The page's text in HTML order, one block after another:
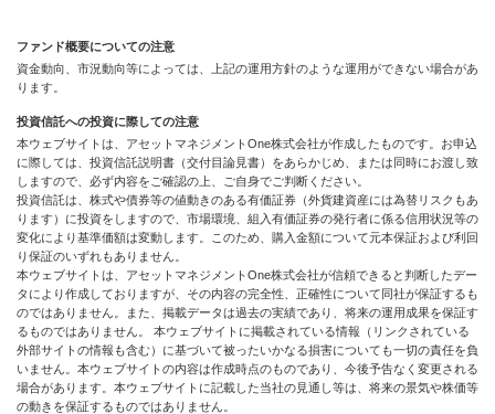
ファンド概要についての注意
資金動向、市況動向等によっては、上記の運用方針のような運用ができない場合があ
ります。
投資信託への投資に際しての注意
本ウェブサイトは、アセットマネジメントOne株式会社が作成したものです。お申込
に際しては、投資信託説明書（交付目論見書）をあらかじめ、または同時にお渡し致
しますので、必ず内容をご確認の上、ご自身でご判断ください。
投資信託は、株式や債券等の値動きのある有価証券（外貨建資産には為替リスクもあ
ります）に投資をしますので、市場環境、組入有価証券の発行者に係る信用状況等の
変化により基準価額は変動します。このため、購入金額について元本保証および利回
り保証のいずれもありません。
本ウェブサイトは、アセットマネジメントOne株式会社が信頼できると判断したデー
タにより作成しておりますが、その内容の完全性、正確性について同社が保証するも
のではありません。また、掲載データは過去の実績であり、将来の運用成果を保証す
るものではありません。 本ウェブサイトに掲載されている情報（リンクされている
外部サイトの情報も含む）に基づいて被ったいかなる損害についても一切の責任を負
いません。本ウェブサイトの内容は作成時点のものであり、今後予告なく変更される
場合があります。本ウェブサイトに記載した当社の見通し等は、将来の景気や株価等
の動きを保証するものではありません。